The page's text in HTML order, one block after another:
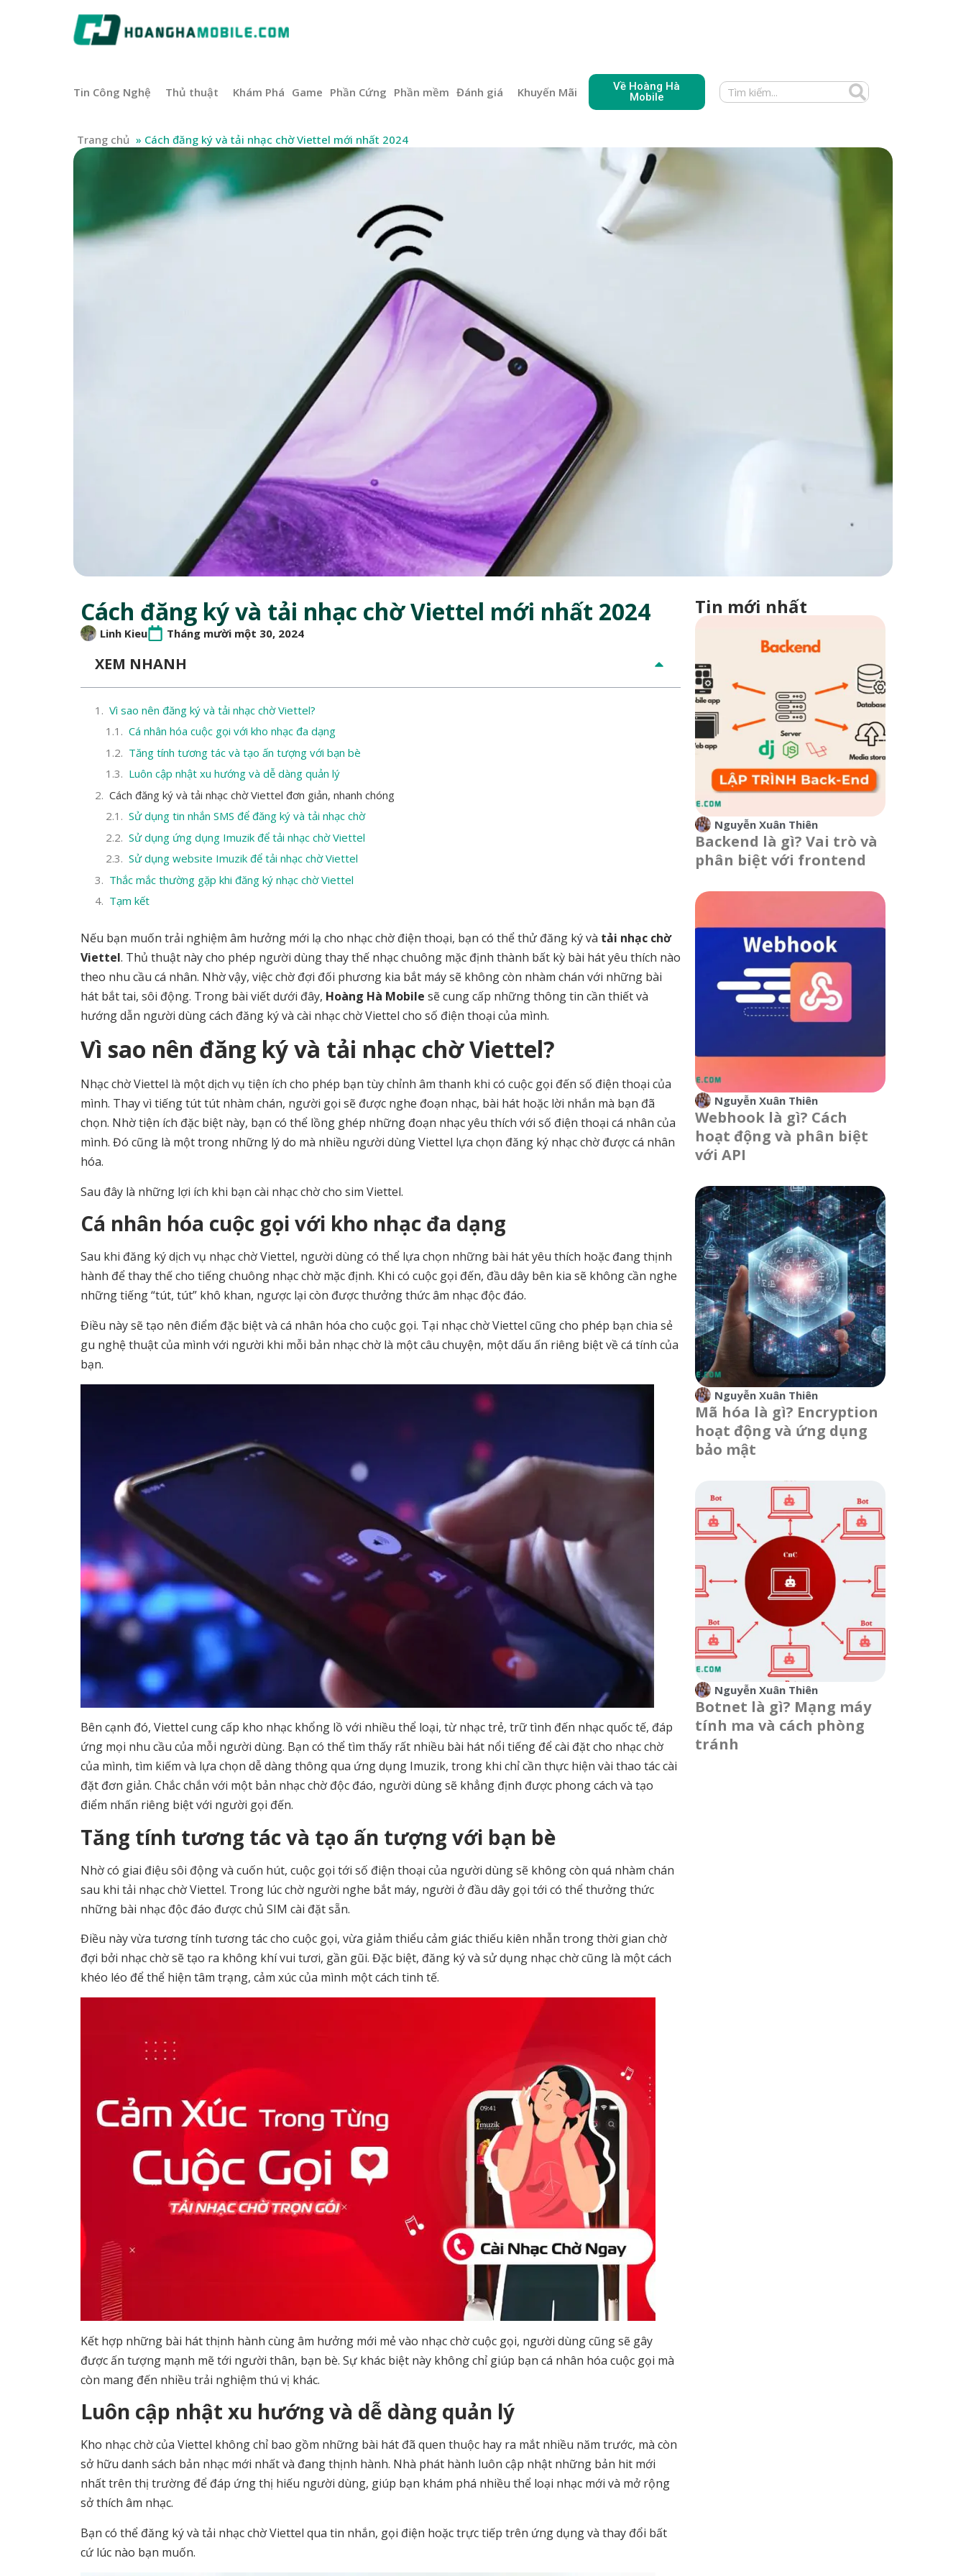
Tin Công Nghệ Thủ thuật Khám Phá Game Phần Cứng Phần mềm Đánh giá Khuyến Mãi
Về Hoàng Hà
Mobile
Trang chủ » Cách đăng ký và tải nhạc chờ Viettel mới nhất 2024
Cách đăng ký và tải nhạc chờ Viettel mới nhất 2024
Linh Kieu Tháng mười một 30, 2024
XEM NHANH
Vì sao nên đăng ký và tải nhạc chờ Viettel?
Cá nhân hóa cuộc gọi với kho nhạc đa dạng
Tăng tính tương tác và tạo ấn tượng với bạn bè
Luôn cập nhật xu hướng và dễ dàng quản lý
Cách đăng ký và tải nhạc chờ Viettel đơn giản, nhanh chóng
Sử dụng tin nhắn SMS để đăng ký và tải nhạc chờ
Sử dụng ứng dụng Imuzik để tải nhạc chờ Viettel
Sử dụng website Imuzik để tải nhạc chờ Viettel
Thắc mắc thường gặp khi đăng ký nhạc chờ Viettel
Tạm kết
Nếu bạn muốn trải nghiệm âm hưởng mới lạ cho nhạc chờ điện thoại, bạn có thể thử đăng ký và tải nhạc chờ
Viettel. Thủ thuật này cho phép người dùng thay thế nhạc chuông mặc định thành bất kỳ bài hát yêu thích nào
theo nhu cầu cá nhân. Nhờ vậy, việc chờ đợi đối phương kia bắt máy sẽ không còn nhàm chán với những bài
hát bắt tai, sôi động. Trong bài viết dưới đây, Hoàng Hà Mobile sẽ cung cấp những thông tin cần thiết và
hướng dẫn người dùng cách đăng ký và cài nhạc chờ Viettel cho số điện thoại của mình.
Vì sao nên đăng ký và tải nhạc chờ Viettel?
Nhạc chờ Viettel là một dịch vụ tiện ích cho phép bạn tùy chỉnh âm thanh khi có cuộc gọi đến số điện thoại của
mình. Thay vì tiếng tút tút nhàm chán, người gọi sẽ được nghe đoạn nhạc, bài hát hoặc lời nhắn mà bạn đã
chọn. Nhờ tiện ích đặc biệt này, bạn có thể lồng ghép những đoạn nhạc yêu thích với số điện thoại cá nhân của
mình. Đó cũng là một trong những lý do mà nhiều người dùng Viettel lựa chọn đăng ký nhạc chờ được cá nhân
hóa.
Sau đây là những lợi ích khi bạn cài nhạc chờ cho sim Viettel.
Cá nhân hóa cuộc gọi với kho nhạc đa dạng
Sau khi đăng ký dịch vụ nhạc chờ Viettel, người dùng có thể lựa chọn những bài hát yêu thích hoặc đang thịnh
hành để thay thế cho tiếng chuông nhạc chờ mặc định. Khi có cuộc gọi đến, đầu dây bên kia sẽ không cần nghe
những tiếng “tút, tút” khô khan, ngược lại còn được thưởng thức âm nhạc độc đáo.
Điều này sẽ tạo nên điểm đặc biệt và cá nhân hóa cho cuộc gọi. Tại nhạc chờ Viettel cũng cho phép bạn chia sẻ
gu nghệ thuật của mình với người khi mỗi bản nhạc chờ là một câu chuyện, một dấu ấn riêng biệt về cá tính của
bạn.
Bên cạnh đó, Viettel cung cấp kho nhạc khổng lồ với nhiều thể loại, từ nhạc trẻ, trữ tình đến nhạc quốc tế, đáp
ứng mọi nhu cầu của mỗi người dùng. Bạn có thể tìm thấy rất nhiều bài hát nổi tiếng để cài đặt cho nhạc chờ
của mình, tìm kiếm và lựa chọn dễ dàng thông qua ứng dụng Imuzik, trong khi chỉ cần thực hiện vài thao tác cài
đặt đơn giản. Chắc chắn với một bản nhạc chờ độc đáo, người dùng sẽ khẳng định được phong cách và tạo
điểm nhấn riêng biệt với người gọi đến.
Tăng tính tương tác và tạo ấn tượng với bạn bè
Nhờ có giai điệu sôi động và cuốn hút, cuộc gọi tới số điện thoại của người dùng sẽ không còn quá nhàm chán
sau khi tải nhạc chờ Viettel. Trong lúc chờ người nghe bắt máy, người ở đầu dây gọi tới có thể thưởng thức
những bài nhạc độc đáo được chủ SIM cài đặt sẵn.
Điều này vừa tương tính tương tác cho cuộc gọi, vừa giảm thiểu cảm giác thiếu kiên nhẫn trong thời gian chờ
đợi bởi nhạc chờ sẽ tạo ra không khí vui tươi, gần gũi. Đặc biệt, đăng ký và sử dụng nhạc chờ cũng là một cách
khéo léo để thể hiện tâm trạng, cảm xúc của mình một cách tinh tế.
Kết hợp những bài hát thịnh hành cùng âm hưởng mới mẻ vào nhạc chờ cuộc gọi, người dùng cũng sẽ gây
được ấn tượng mạnh mẽ tới người thân, bạn bè. Sự khác biệt này không chỉ giúp bạn cá nhân hóa cuộc gọi mà
còn mang đến nhiều trải nghiệm thú vị khác.
Luôn cập nhật xu hướng và dễ dàng quản lý
Kho nhạc chờ của Viettel không chỉ bao gồm những bài hát đã quen thuộc hay ra mắt nhiều năm trước, mà còn
sở hữu danh sách bản nhạc mới nhất và đang thịnh hành. Nhà phát hành luôn cập nhật những bản hit mới
nhất trên thị trường để đáp ứng thị hiếu người dùng, giúp bạn khám phá nhiều thể loại nhạc mới và mở rộng
sở thích âm nhạc.
Bạn có thể đăng ký và tải nhạc chờ Viettel qua tin nhắn, gọi điện hoặc trực tiếp trên ứng dụng và thay đổi bất
cứ lúc nào bạn muốn.
Tin mới nhất
Nguyễn Xuân Thiên
Backend là gì? Vai trò và
phân biệt với frontend
Nguyễn Xuân Thiên
Webhook là gì? Cách
hoạt động và phân biệt
với API
Nguyễn Xuân Thiên
Mã hóa là gì? Encryption
hoạt động và ứng dụng
bảo mật
Nguyễn Xuân Thiên
Botnet là gì? Mạng máy
tính ma và cách phòng
tránh